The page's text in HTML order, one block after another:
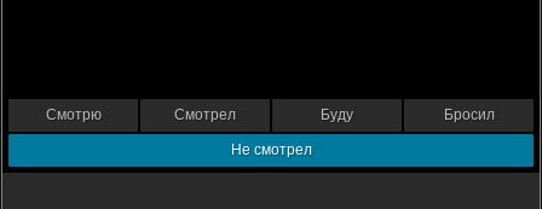
Смотрю Смотрел Буду Бросил
Не смотрел